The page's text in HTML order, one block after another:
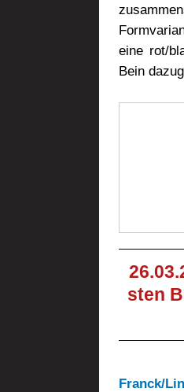
eine rot/
Bein
sten
Franck/